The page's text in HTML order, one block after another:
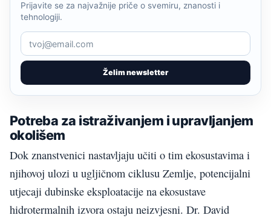
Želim newsletter
Prijavite se za najvažnije priče o svemiru, znanosti i
tehnologiji.
Potreba za istraživanjem i upravljanjem
okolišem
Dok znanstvenici nastavljaju učiti o tim ekosustavima i
njihovoj ulozi u ugljičnom ciklusu Zemlje, potencijalni
utjecaji dubinske eksploatacije na ekosustave
hidrotermalnih izvora ostaju neizvjesni. Dr. David